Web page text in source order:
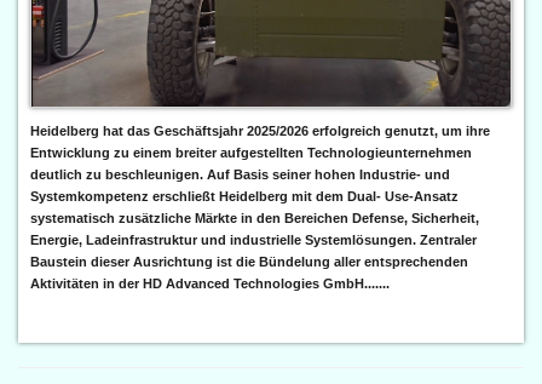
Heidelberg hat das Geschäftsjahr 2025/2026 erfolgreich genutzt, um ihre
Entwicklung zu einem breiter aufgestellten Technologieunternehmen
deutlich zu beschleunigen. Auf Basis seiner hohen Industrie- und
Systemkompetenz erschließt Heidelberg mit dem Dual- Use-Ansatz
systematisch zusätzliche Märkte in den Bereichen Defense, Sicherheit,
Energie, Ladeinfrastruktur und industrielle Systemlösungen. Zentraler
Baustein dieser Ausrichtung ist die Bündelung aller entsprechenden
Aktivitäten in der HD Advanced Technologies GmbH.......